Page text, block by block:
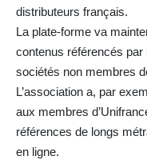
distributeurs français.
La plate-forme va
contenus référencés
sociétés non membres
L’association a, par
aux membres
références de longs
en ligne.